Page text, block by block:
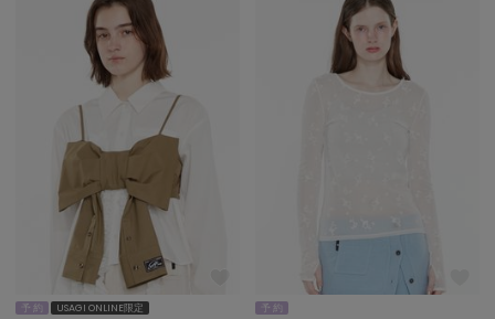
予 約 USAGI ONLINE限定 予 約